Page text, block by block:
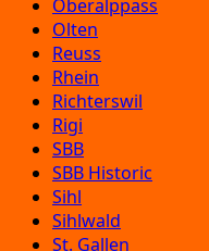
Oberalppass
Olten
Reuss
Rhein
Richterswil
Rigi
SBB
SBB Historic
Sihl
Sihlwald
St. Gallen